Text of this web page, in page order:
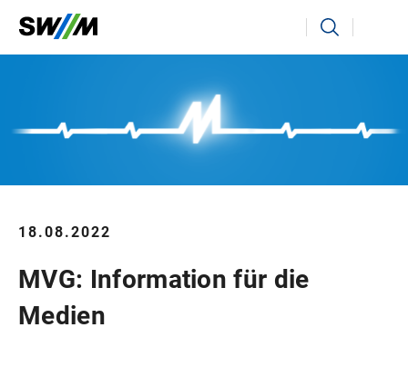
Ihr Suchbegriff Suchen
18.08.2022
MVG: Information für die
Medien